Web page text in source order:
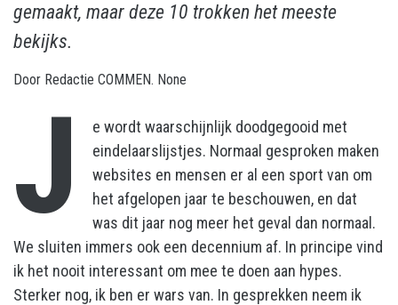
gemaakt, maar deze 10 trokken het meeste
bekijks.
Door Redactie COMMEN. None
J
e wordt waarschijnlijk doodgegooid met
eindelaarslijstjes. Normaal gesproken maken
websites en mensen er al een sport van om
het afgelopen jaar te beschouwen, en dat
was dit jaar nog meer het geval dan normaal.
We sluiten immers ook een decennium af. In principe vind
ik het nooit interessant om mee te doen aan hypes.
Sterker nog, ik ben er wars van. In gesprekken neem ik